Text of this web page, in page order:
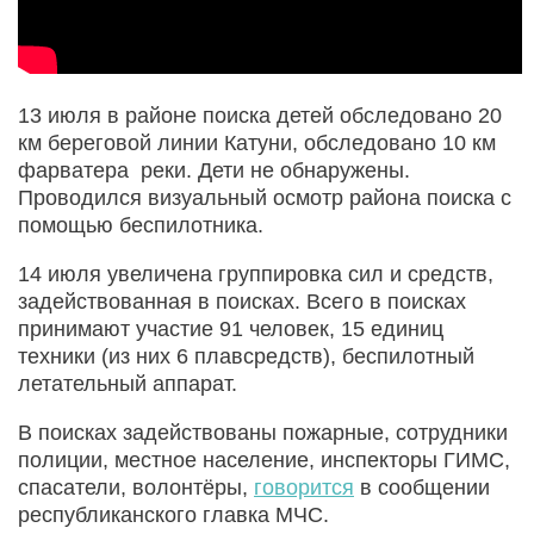
13 июля в районе поиска детей обследовано 20
км береговой линии Катуни, обследовано 10 км
фарватера реки. Дети не обнаружены.
Проводился визуальный осмотр района поиска с
помощью беспилотника.
14 июля увеличена группировка сил и средств,
задействованная в поисках. Всего в поисках
принимают участие 91 человек, 15 единиц
техники (из них 6 плавсредств), беспилотный
летательный аппарат.
В поисках задействованы пожарные, сотрудники
полиции, местное население, инспекторы ГИМС,
спасатели, волонтёры, говорится в сообщении
республиканского главка МЧС.